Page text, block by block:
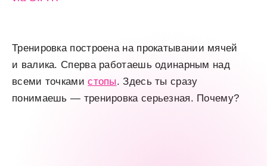
Тренировка построена на прокатывании мячей
и валика. Сперва работаешь одинарным над
всеми точкамистопы. Здесь ты сразу
понимаешь — тренировка серьезная. Почему?